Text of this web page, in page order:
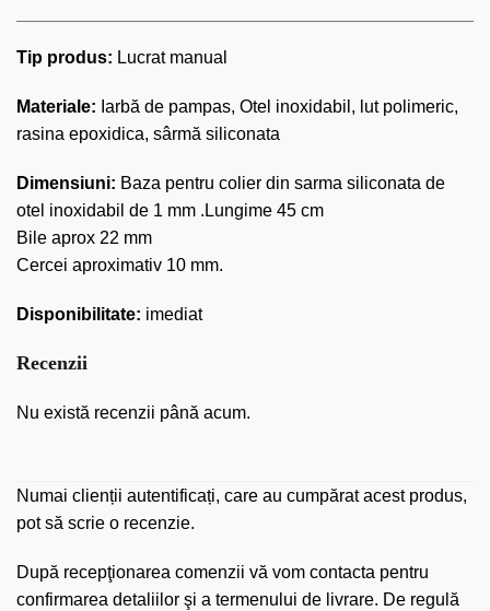
Tip produs: Lucrat manual
Materiale: Iarbă de pampas, Otel inoxidabil, lut polimeric,
rasina epoxidica, sârmă siliconata
Dimensiuni: Baza pentru colier din sarma siliconata de
otel inoxidabil de 1 mm .Lungime 45 cm
Bile aprox 22 mm
Cercei aproximativ 10 mm.
Disponibilitate: imediat
Recenzii
Nu există recenzii până acum.
Numai clienții autentificați, care au cumpărat acest produs,
pot să scrie o recenzie.
După recepţionarea comenzii vă vom contacta pentru
confirmarea detaliilor şi a termenului de livrare. De regulă